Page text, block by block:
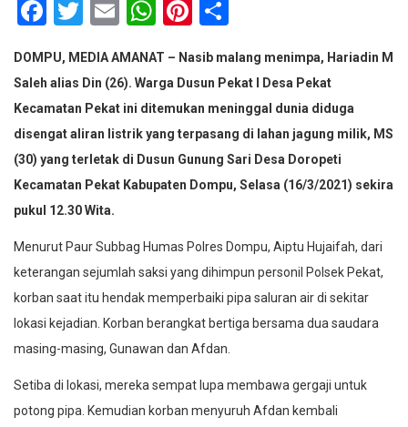
Facebook
Twitter
EmailWhatsApp
Pinterest
DOMPU, MEDIA AMANAT – Nasib malang menimpa, Hariadin M
Saleh alias Din (26). Warga Dusun Pekat I Desa Pekat
Kecamatan Pekat ini ditemukan meninggal dunia diduga
disengat aliran listrik yang terpasang di lahan jagung milik, MS
(30) yang terletak di Dusun Gunung Sari Desa Doropeti
Kecamatan Pekat Kabupaten Dompu, Selasa (16/3/2021) sekira
pukul 12.30 Wita.
Menurut Paur Subbag Humas Polres Dompu, Aiptu Hujaifah, dari
keterangan sejumlah saksi yang dihimpun personil Polsek Pekat,
korban saat itu hendak memperbaiki pipa saluran air di sekitar
lokasi kejadian. Korban berangkat bertiga bersama dua saudara
masing-masing, Gunawan dan Afdan.
Setiba di lokasi, mereka sempat lupa membawa gergaji untuk
potong pipa. Kemudian korban menyuruh Afdan kembali